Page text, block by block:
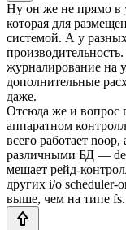
Ну он же не прямо в
которая для
системой. А у
журналирование на
дополнительные
даже.
Отсюда же и вопрос
аппаратном
всего работает
различными БД —
мешает рейд-
других i/o scheduler-
выше, чем на типе fs.